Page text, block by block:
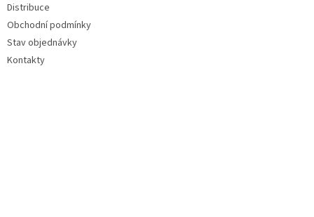
Distribuce
Obchodní podmínky
Stav objednávky
Kontakty